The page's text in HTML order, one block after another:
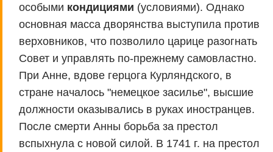
особыми кондициями (условиями). Однако
основная масса дворянства выступила против
верховников, что позволило царице разогнать
Совет и управлять по-прежнему самовластно.
При Анне, вдове герцога Курляндского, в
стране началось "немецкое засилье", высшие
должности оказывались в руках иностранцев.
После смерти Анны борьба за престол
вспыхнула с новой силой. В 1741 г. на престол